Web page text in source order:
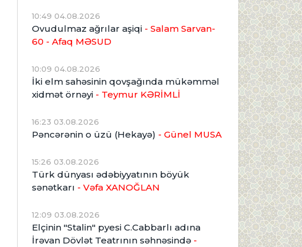
10:49 04.08.2026
Ovudulmaz ağrılar aşiqi - Salam Sarvan-
60 - Afaq MƏSUD
10:09 04.08.2026
İki elm sahəsinin qovşağında mükəmməl
xidmət örnəyi - Teymur KƏRİMLİ
16:23 03.08.2026
Pəncərənin o üzü (Hekayə) - Günel MUSA
15:26 03.08.2026
Türk dünyası ədəbiyyatının böyük
sənətkarı - Vəfa XANOĞLAN
12:09 03.08.2026
Elçinin "Stalin" pyesi C.Cabbarlı adına
İrəvan Dövlət Teatrının səhnəsində -